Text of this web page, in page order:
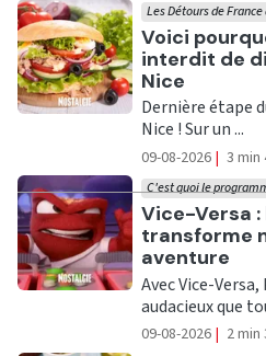
Ecouter
Voici
interdit de
Nice
Les Détours de
Dernière étape
Nice ! Sur un ...
09-08-2026 | 3 min
Ecouter
Vice-Versa
transforme
aventure
C'est quoi le
Avec Vice-
audacieux que
09-08-2026 | 2 min